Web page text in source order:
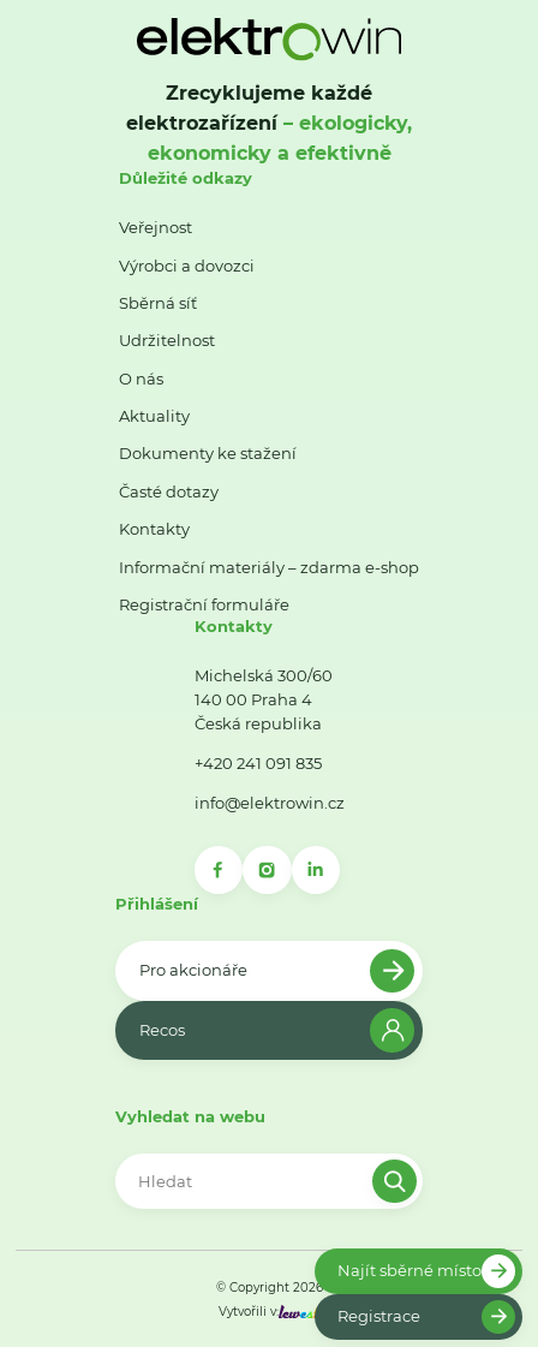
Zrecyklujeme každé
elektrozařízení– ekologicky,
ekonomicky a efektivně
Důležité odkazy
Veřejnost
Výrobci a dovozci
Sběrná síť
Udržitelnost
O nás
Aktuality
Dokumenty ke stažení
Časté dotazy
Kontakty
Informační materiály – zdarma e-shop
Registrační formuláře
Kontakty
Michelská 300/60
140 00 Praha 4
Česká republika
+420 241 091 835
info@elektrowin.cz
Přihlášení
Pro akcionáře
Recos
Vyhledat na webu
© Copyright 2026
Vytvořili v:
Najít sběrné místo
Registrace